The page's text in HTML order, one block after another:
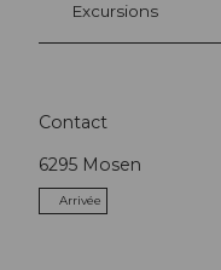
Excursions
Contact
6295 Mosen
Arrivée